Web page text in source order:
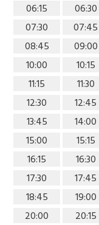
06:15
06:30
07:30
07:45
08:45
09:00
10:00
10:15
11:15
11:30
12:30
12:45
13:45
14:00
15:00
15:15
16:15
16:30
17:30
17:45
18:45
19:00
20:00
20:15